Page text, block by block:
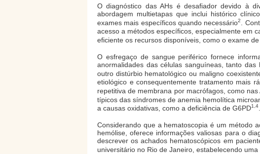
O diagnóstico das AHs é desafiador devido à
abordagem multietapas que inclui histórico
exames mais específicos quando necessário2
.
acesso a métodos específicos, especialmente em
eficiente os recursos disponíveis, como o exame
O esfregaço de sangue periférico fornece
anormalidades das células sanguíneas, tanto
outro distúrbio hematológico ou maligno
etiológico e consequentemente tratamento mais
repetitiva de membrana por macrófagos, como nas
típicos das síndromes de anemia hemolítica
a causas oxidativas, como a deficiência de G6PD1,4
Considerando que a hematoscopia é um método
hemólise, oferece informações valiosas para o
descrever os achados hematoscópicos em
universitário no Rio de Janeiro, estabelecendo